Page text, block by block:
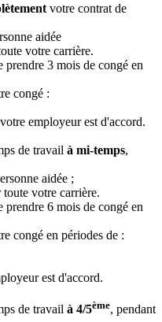
votre contrat de
aidée
votre carrière.
prendre 3 mois de congé en
congé :
employeur est d'accord.
de travail à mi-temps,
aidée ;
votre carrière.
prendre 6 mois de congé en
congé en périodes de :
est d'accord.
de travail à 4/5ème, pendant